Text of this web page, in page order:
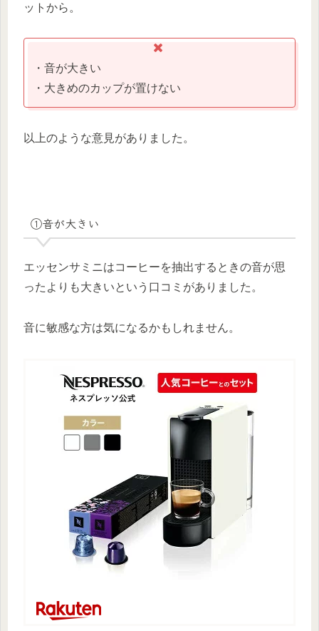
ットから。
・音が大きい
・大きめのカップが置けない
以上のような意見がありました。
①音が大きい
エッセンサミニはコーヒーを抽出するときの音が思
ったよりも大きいという口コミがありました。
音に敏感な方は気になるかもしれません。